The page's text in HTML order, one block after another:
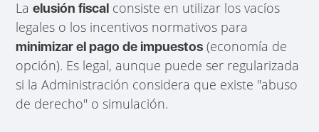
Laelusión fiscal consiste en utilizar los vacíos
legales o los incentivos normativos para
minimizar el pago de impuestos (economía de
opción). Es legal, aunque puede ser regularizada
si la Administración considera que existe "abuso
de derecho" o simulación.